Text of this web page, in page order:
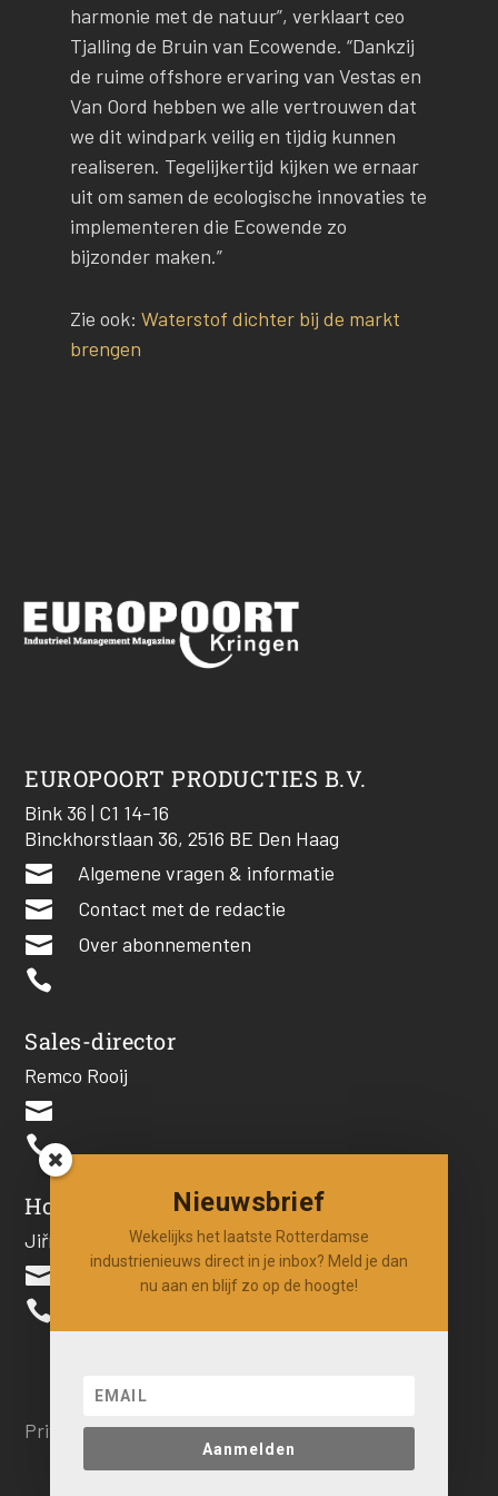
harmonie met de natuur”, verklaart ceo
Tjalling de Bruin van Ecowende. “Dankzij
de ruime offshore ervaring van Vestas en
Van Oord hebben we alle vertrouwen dat
we dit windpark veilig en tijdig kunnen
realiseren. Tegelijkertijd kijken we ernaar
uit om samen de ecologische innovaties te
implementeren die Ecowende zo
bijzonder maken.”
Zie ook: Waterstof dichter bij de markt
brengen
EUROPOORT PRODUCTIES B.V.
Bink 36 | C1 14-16
Binckhorstlaan 36, 2516 BE Den Haag
 Algemene vragen & informatie
 Contact met de redactie
 Over abonnementen

Sales-director
Remco Rooij


Hoofdredacteur
Jiří Hartog


Privacy beleid
Nieuwsbrief
Wekelijks het laatste Rotterdamse
industrienieuws direct in je inbox? Meld je dan
nu aan en blijf zo op de hoogte!
Aanmelden